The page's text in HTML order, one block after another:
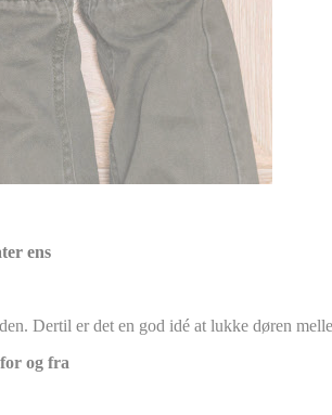
ens
Dertil er det en god idé at lukke døren
og fra